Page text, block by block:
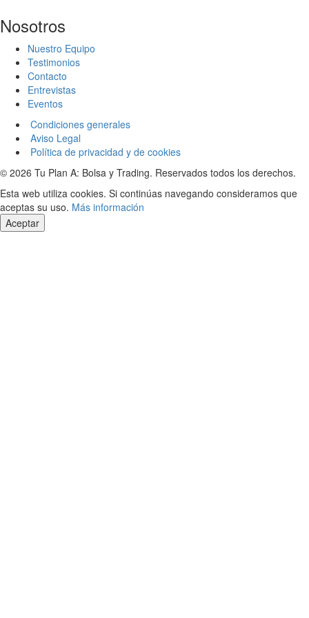
Nosotros
Nuestro Equipo
Testimonios
Contacto
Entrevistas
Eventos
Condiciones generales
Aviso Legal
Política de privacidad y de cookies
© 2026 Tu Plan A: Bolsa y Trading. Reservados todos los derechos.
Esta web utiliza cookies. Si continúas navegando consideramos que
aceptas su uso. Más información
Aceptar